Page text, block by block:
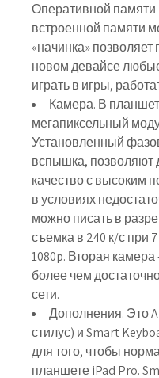
Оперативной памяти
встроенной памяти
«начинка»
новом девайсе
играть в игры,
Камера. В
мегапиксельный
Установленный
вспышка, позволяют
качество с высоким
в условиях
можно писать в
съемка в 240 к/с при
1080p. Вторая
более чем
сети.
Дополнения. Это
стилус) и Smart
для того, чтобы
планшете iPad Pro.